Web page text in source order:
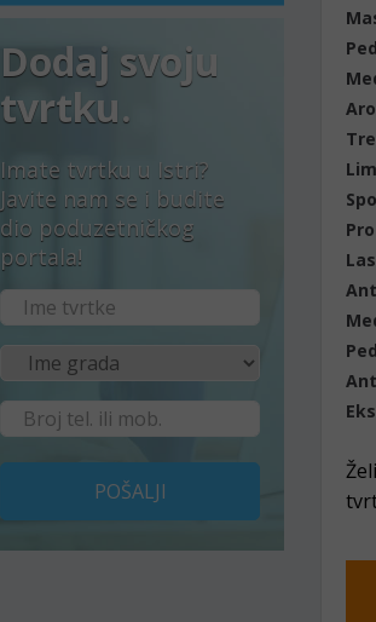
Dodaj svoju
tvrtku.
Imate tvrtku u Istri?
Javite nam se i budite
dio poduzetničkog
portala!
POŠALJI